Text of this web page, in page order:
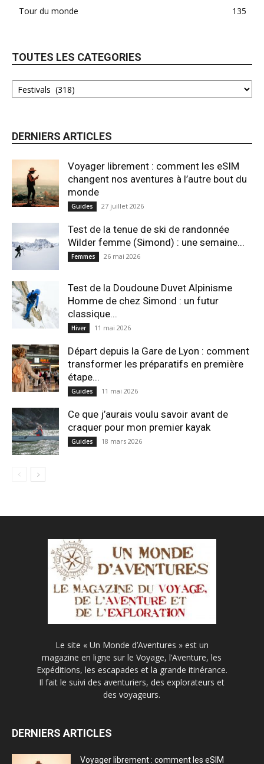
Tour du monde
135
TOUTES LES CATEGORIES
DERNIERS ARTICLES
Voyager librement : comment les eSIM
changent nos aventures à l’autre bout du
monde
Guides 27 juillet 2026
Test de la tenue de ski de randonnée
Wilder femme (Simond) : une semaine...
Femmes 26 mai 2026
Test de la Doudoune Duvet Alpinisme
Homme de chez Simond : un futur
classique...
Hiver 11 mai 2026
Départ depuis la Gare de Lyon : comment
transformer les préparatifs en pre⁠mière
étape...
Guides 11 mai 2026
Ce que j’aurais voulu savoir avant de
craquer pour mon premier kayak
Guides 18 mars 2026
Le site « Un Monde d’Aventures » est un
magazine en ligne sur le Voyage, l’Aventure, les
Expéditions, les escapades et la grande itinérance.
Il fait le suivi des aventuriers, des explorateurs et
des voyageurs.
DERNIERS ARTICLES
Voyager librement : comment les eSIM